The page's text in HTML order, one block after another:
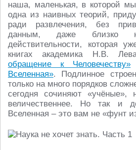
наша, маленькая, в которой
одна из наивных теорий,
ради развлечения, без
данным, даже близко не
действительности, которая
книгах академика Н.В.
обращение к Человечеству»
Вселенная». Подлинное
только на много порядков
сегодня сочиняют «учёные»,
величественнее. Но так и
Вселенная – это вам не «фунт